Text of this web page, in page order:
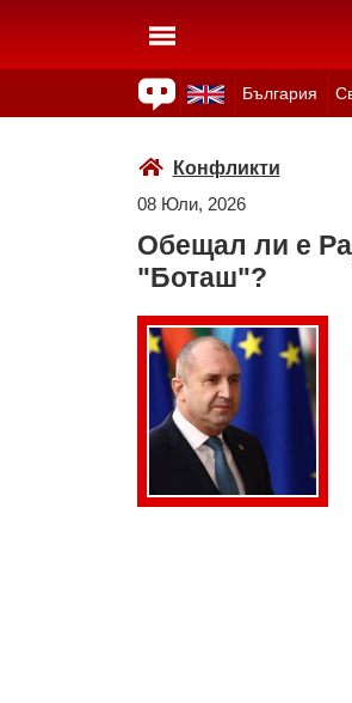
България
Конфликти
08 Юли, 2026
Обещал ли е
"Боташ"?